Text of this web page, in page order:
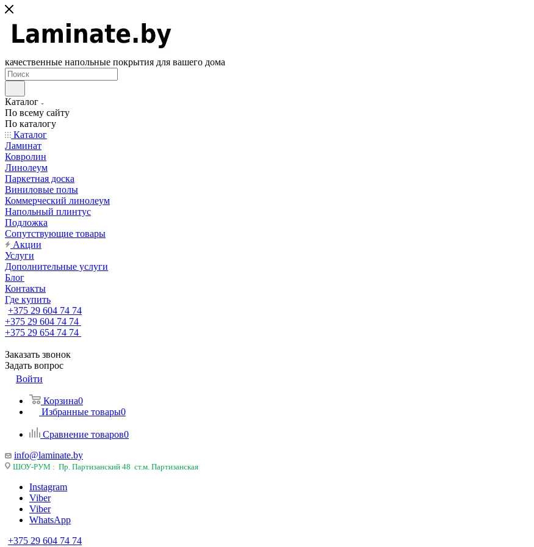
качественные напольные покрытия для вашего дома
Каталог
По всему сайту
По каталогу
Каталог
Ламинат
Ковролин
Линолеум
Паркетная доска
Виниловые полы
Коммерческий линолеум
Напольный плинтус
Подложка
Сопутствующие товары
Акции
Услуги
Дополнительные услуги
Блог
Контакты
Где купить
+375 29 604 74 74
+375 29 604 74 74
+375 29 654 74 74
Заказать звонок
Задать вопрос
Войти
Корзина0
Избранные товары0
Сравнение товаров0
info@laminate.by
ШОУ-РУМ : Пр. Партизанский 48 ст.м. Партизанская
Instagram
Viber
Viber
WhatsApp
+375 29 604 74 74